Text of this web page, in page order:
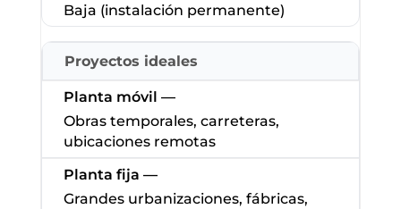
Baja (instalación permanente)
Proyectos ideales
Obras temporales, carreteras,
ubicaciones remotas
Grandes urbanizaciones, fábricas,